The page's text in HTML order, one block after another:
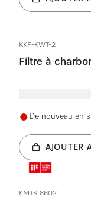
KKF-KWT-2
Filtre à
De nouveau en
AJOUTER
KMTS 8602